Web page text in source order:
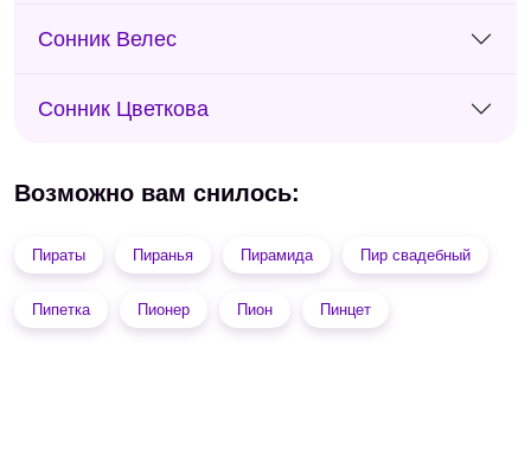
Сонник Велес
Сонник Цветкова
Возможно вам снилось:
Пираты Пиранья Пирамида Пир свадебный
Пипетка Пионер Пион Пинцет